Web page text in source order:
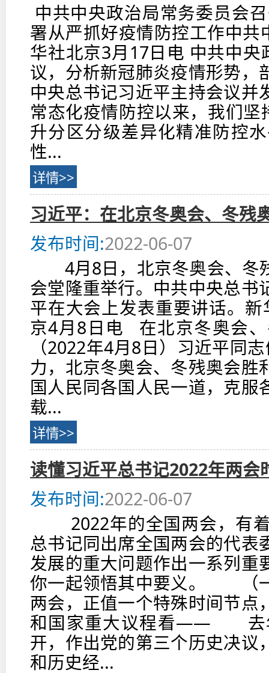
中共中央政治局常务委员会
署从严抓好疫情防控工作中
华社北京3月17日电 中共中
议，分析新冠肺炎疫情形势，
中央总书记习近平主持会议
常态化疫情防控以来，我们坚
升分区分级差异化精准防控
性...
详情>>
习近平：在北京冬奥会、冬残
发布时间:2022-06-07
4月8日，北京冬奥会、冬
会堂隆重举行。中共中央总书
平在大会上发表重要讲话。
京4月8日电 在北京冬奥会
（2022年4月8日）习近平
力，北京冬奥会、冬残奥会
国人民同各国人民一道，克
载...
详情>>
读懂习近平总书记2022年两会
发布时间:2022-06-07
2022年的全国两会，有
总书记同出席全国两会的代表
发展的重大问题作出一系列
你一起领悟其中要义。 （
两会，正值一个特殊时间节
和国家重大议程看—— 去年
开，作出党的第三个历史决议
和历史经...